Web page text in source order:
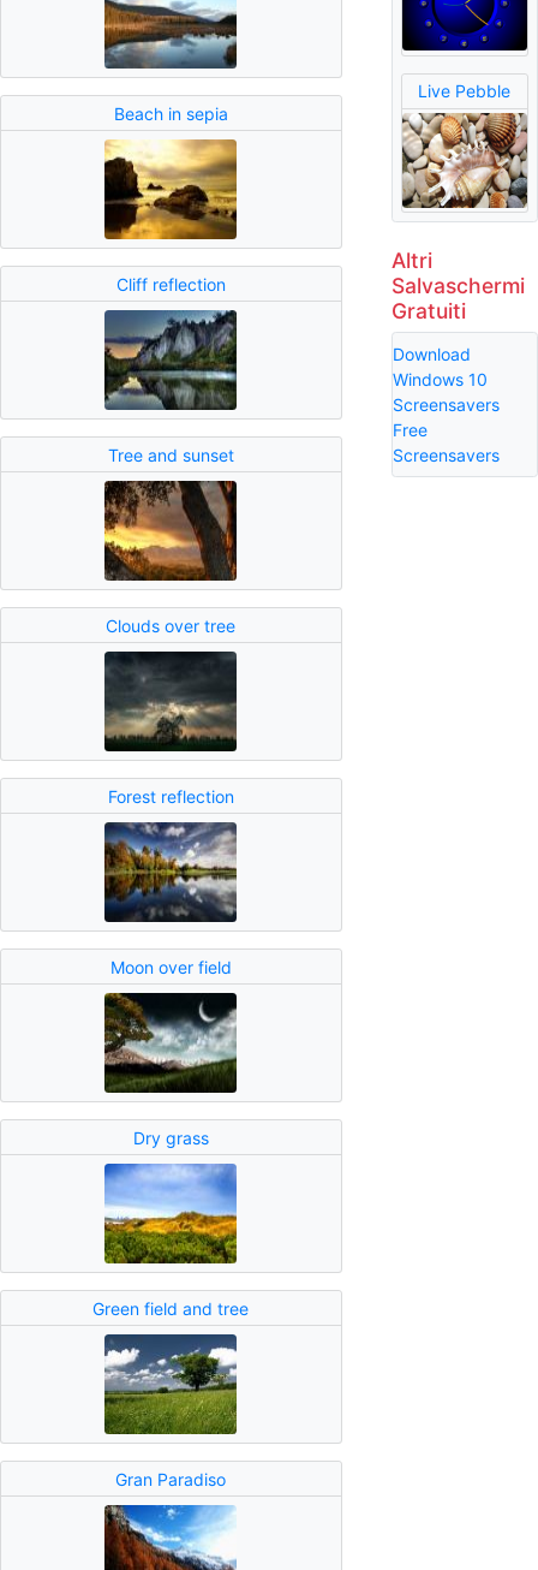
Beach in sepia
Cliff reflection
Tree and sunset
Clouds over tree
Forest reflection
Moon over field
Dry grass
Green field and tree
Gran Paradiso
Live Pebble
Altri
Salvaschermi
Gratuiti
Download
Windows 10
Screensavers
Free
Screensavers